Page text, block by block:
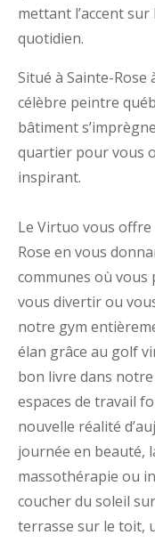
mettant l’accent
quotidien.
Situé à Sainte-Rose
célèbre peintre
bâtiment
quartier pour vous
inspirant.
Le Virtuo vous offre
Rose en vous
communes où vous
vous divertir ou
notre gym
élan grâce au golf
bon livre dans
espaces de travail
nouvelle réalité
journée en beauté,
massothérapie ou
coucher du soleil
terrasse sur le toit,